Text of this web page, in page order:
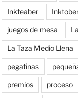
Inkteaber
juegos de mesa
La Taza Medio Llena
pegatinas
premios proceso